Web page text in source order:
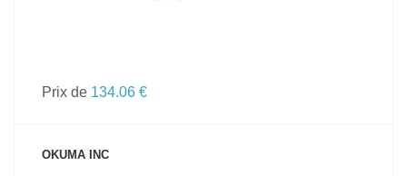
Prix de 134.06 €
OKUMA INC